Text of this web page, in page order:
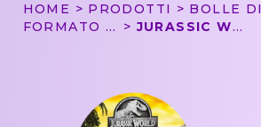
HOME PRODOTTI
BOLLE DI SAPONE
FORMATO CONVENIENZA
JURASSIC WORLD - BOLLE DI SAPONE BUBBLE WORLD - CONFEZIONE DA 36 PZ